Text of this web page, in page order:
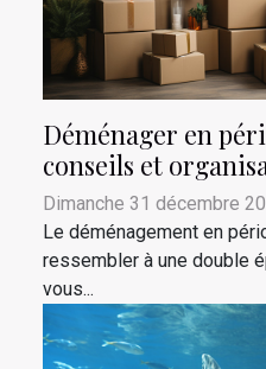
Déménager en
conseils et
Dimanche 31 décembre
Le déménagement en
ressembler à une double
vous...